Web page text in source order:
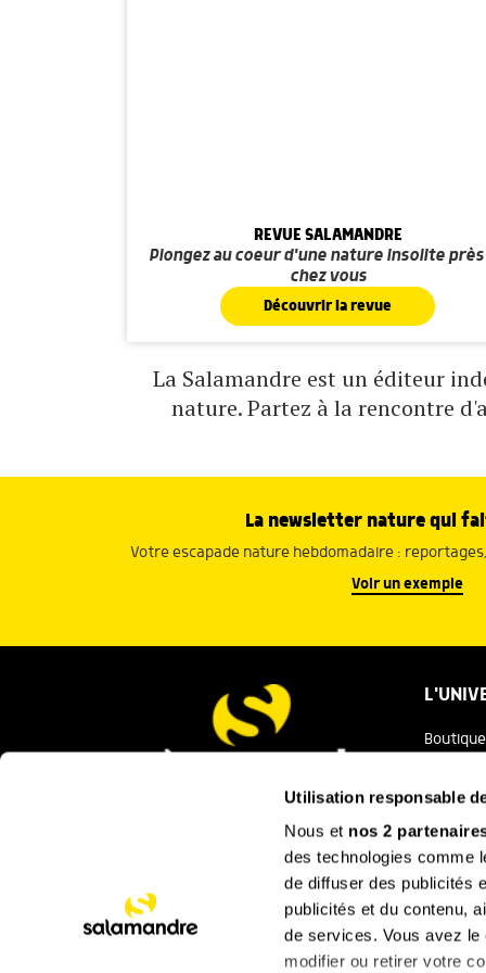
Utilisation responsable
Nous et nos 2
des technologies comme
de diffuser des publicités
publicités et du contenu,
de services. Vous avez
modifier ou retirer votre
REVUE SALAMANDRE
Plongez au coeur d'une nature insolite
chez vous
Découvrir la revue
La Salamandre est un éditeur
nature. Partez à la rencontre
La newsletter nature qui
Votre escapade nature hebdomadaire :
Voir un exemple
Festival
La